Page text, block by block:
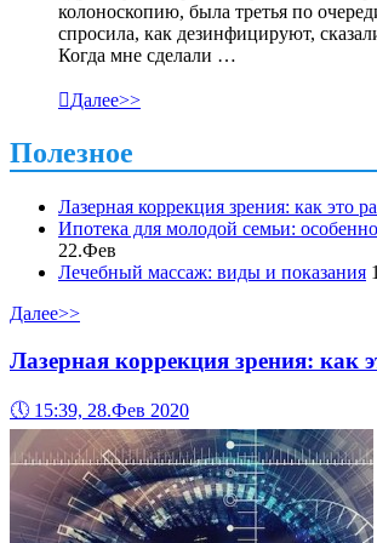
колоноскопию, была третья по
спросила, как дезинфицируют,
Когда мне сделали …
Далее>>
Полезное
Лазерная коррекция зрения: как это
Ипотека для молодой семьи:
22.Фев
Лечебный массаж: виды и показания
Далее>>
Лазерная коррекция зрения: как
🕔 15:39, 28.Фев 2020